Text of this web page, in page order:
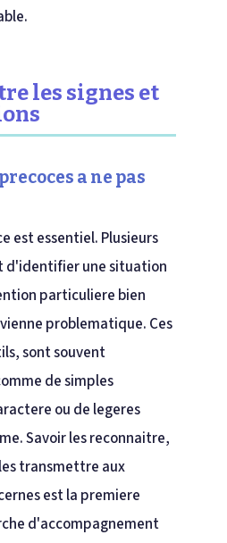
les signes et
a ne pas
est essentiel. Plusieurs
d'identifier une situation
particuliere bien
problematique. Ces
sont souvent
de simples
ou de legeres
Savoir les reconnaitre,
transmettre aux
est la premiere
d'accompagnement